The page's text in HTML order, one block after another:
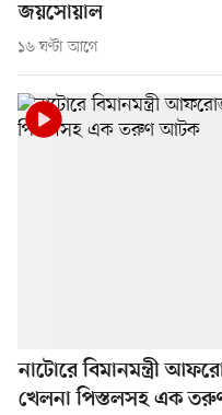
জয়সোয়াল
১৬ ঘণ্টা আগে
নাটোরে বিমানমন্ত্রী
খেলনা পিস্তলসহ এক